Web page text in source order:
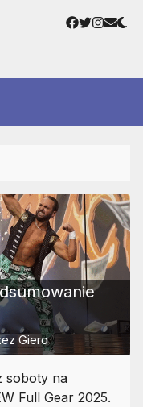
Facebook
Twitter
Giero
soboty na
Full Gear 2025.